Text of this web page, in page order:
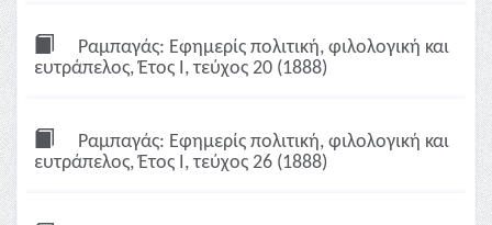
Ραμπαγάς: Εφημερίς πολιτική, φιλολογική και
ευτράπελος, Έτος Ι, τεύχος 20 (1888)
Ραμπαγάς: Εφημερίς πολιτική, φιλολογική και
ευτράπελος, Έτος Ι, τεύχος 26 (1888)